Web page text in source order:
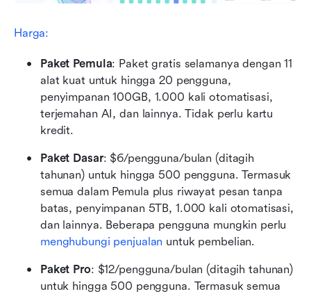
Harga:
Paket Pemula: Paket gratis selamanya dengan 11
alat kuat untuk hingga 20 pengguna,
penyimpanan 100GB, 1.000 kali otomatisasi,
terjemahan AI, dan lainnya. Tidak perlu kartu
kredit.
Paket Dasar: $6/pengguna/bulan (ditagih
tahunan) untuk hingga 500 pengguna. Termasuk
semua dalam Pemula plus riwayat pesan tanpa
batas, penyimpanan 5TB, 1.000 kali otomatisasi,
menghubungi penjualan untuk pembelian.
Paket Pro: $12/pengguna/bulan (ditagih tahunan)
untuk hingga 500 pengguna. Termasuk semua